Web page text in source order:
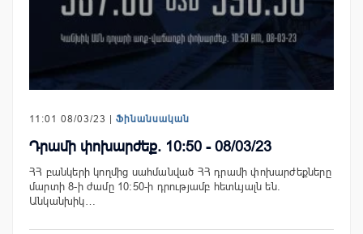
11:01 08/03/23 | Ֆինանսական
Դրամի փոխարժեք. 10:50 - 08/03/23
ՀՀ բանկերի կողմից սահմանված ՀՀ դրամի փոխարժեքները
մարտի 8-ի ժամը 10:50-ի դրությամբ հետևյալն են.
Անկանխիկ…